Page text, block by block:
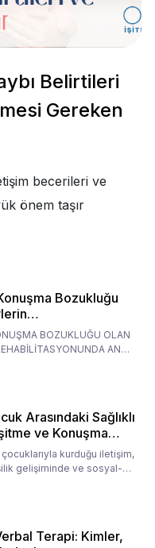
Belirtileri
Gereken
becerileri ve
önem taşır
Bozukluğu
Ana
BOZUKLUĞU OLAN
ANA
Arasındaki Sağlıklı
ve Konuşma
Rolü
kurduğu iletişim,
gelişiminde ve sosyal-
Terapi: Kimler,